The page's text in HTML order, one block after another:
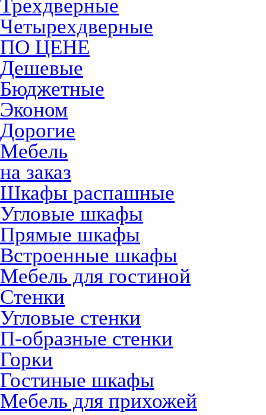
Трехдверные
Четырехдверные
ПО ЦЕНЕ
Дешевые
Бюджетные
Эконом
Дорогие
Мебель
на заказ
Шкафы распашные
Угловые шкафы
Прямые шкафы
Встроенные шкафы
Мебель для гостиной
Стенки
Угловые стенки
П-образные стенки
Горки
Гостиные шкафы
Мебель для прихожей